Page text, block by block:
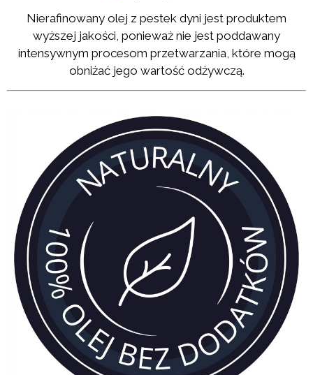
Nierafinowany olej z pestek dyni jest produktem
wyższej jakości, ponieważ nie jest poddawany
intensywnym procesom przetwarzania, które mogą
obniżać jego wartość odżywczą.